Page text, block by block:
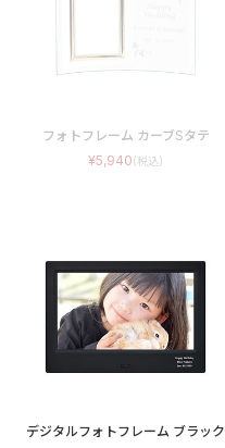
フォトフレーム カーブSタテ
5,940
デジタルフォトフレーム ブラック